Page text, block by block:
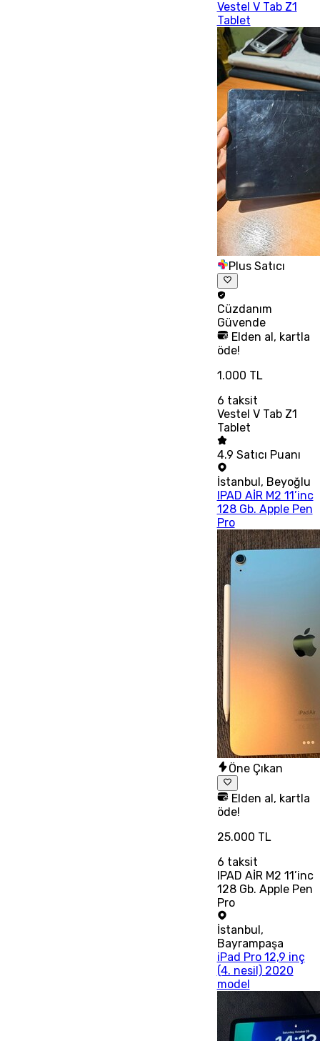
Vestel V Tab Z1
Tablet
Plus Satıcı
Cüzdanım
Güvende
Elden al, kartla
öde!
1.000 TL
6 taksit
Vestel V Tab Z1
Tablet
4.9 Satıcı Puanı
İstanbul, Beyoğlu
IPAD AİR M2 11’inc
128 Gb. Apple Pen
Pro
Öne Çıkan
Elden al, kartla
öde!
25.000 TL
6 taksit
IPAD AİR M2 11’inc
128 Gb. Apple Pen
Pro
İstanbul ,
Bayrampaşa
iPad Pro 12,9 inç
(4. nesil) 2020
model